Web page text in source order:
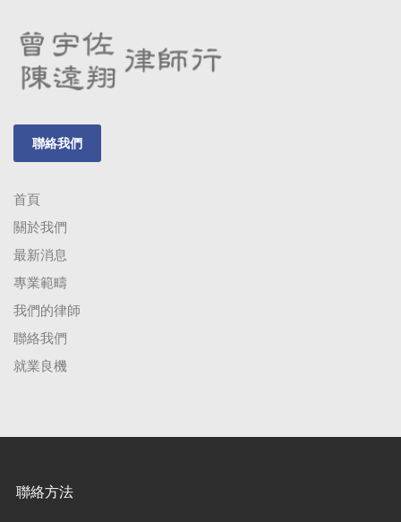
聯絡我們
首頁
關於我們
最新消息
專業範疇
我們的律師
聯絡我們
就業良機
聯絡方法